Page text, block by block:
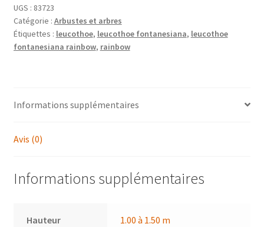
'Rainbow'
UGS : 83723
Catégorie : Arbustes et arbres
Étiquettes : leucothoe, leucothoe fontanesiana, leucothoe
fontanesiana rainbow, rainbow
Informations supplémentaires
Avis (0)
Informations supplémentaires
Hauteur
1.00 à 1.50 m